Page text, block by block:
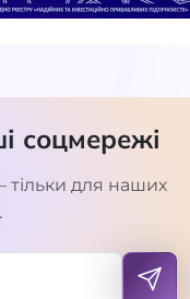
соцмережі
для наших